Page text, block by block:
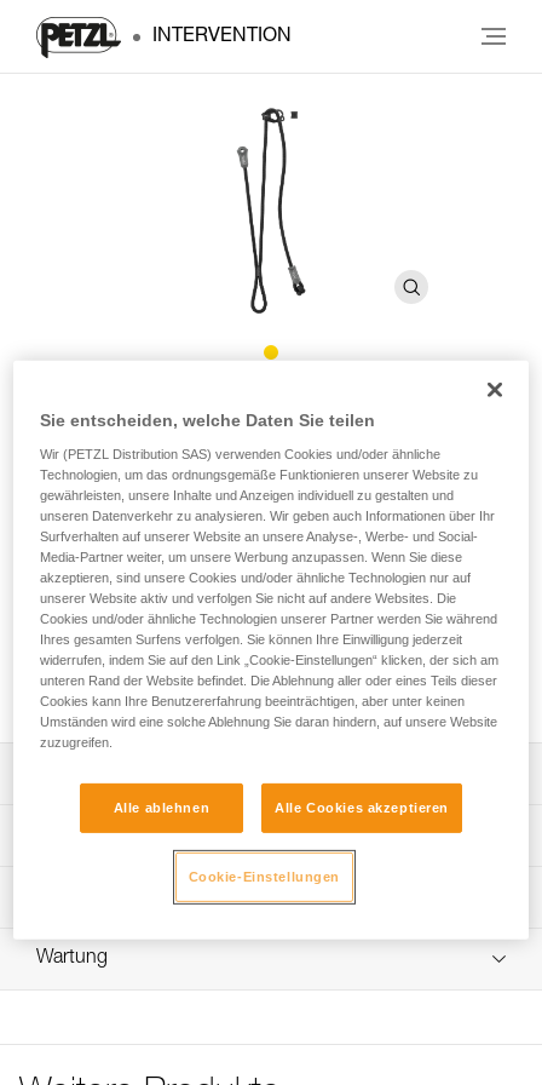
INTERVENTION
DUAL CONNECT ADJUST
Längenverstellbares doppeltes Verbindungsmittel
Das für Gebirgstruppen konzipierte DUAL CONNECT
ADJUST ist ein längenverstellbares doppeltes
Verbindungsmittel zur Selbstsicherung am Stand und zum
Einrichten eines Abseilsystems. Der einstellbare Strang
ermöglicht eine optimale Anpassung der Länge für die
Vorgänge am Stand. Dank der ergonomischen Form der
ADJUST-Einstellvorrichtung lässt sich das Verbindungsmittel
schnell und einfach mit einer Hand einstellen.
Selbstsicherung am Stand und zum Einrichten eines
- Fixer Strang: 45 cm.
- Das Verbindungsmittel aus 9,0-mm-Dynamikseil reduziert
bei einem Sturz aus geringer Höhe den auf die
anwendende Person ausgeübten Fangstoß (1).
ermöglicht eine gleichmäßige und präzise Anpassung des
Technische Spezifikationen
Länge des fixen Strangs: 45 cm
Gewicht: 160 g
Zertifizierung(en): CE EN 17520
Elastomer (TPE), thermoplastisches Polyurethan (TPU)
Technische Informationen
Gebrauchsanleitung
Das PDF herunterladen technical-notice-CONNECT-
ADJUST-2
Das PDF herunterladen UE_Declaration_L035ABXX_DUAL
Wartung
Sie entscheiden, welche Daten Sie teilen
Wir (PETZL Distribution SAS) verwenden Cookies und/oder ähnliche
Technologien, um das ordnungsgemäße Funktionieren unserer Website zu
gewährleisten, unsere Inhalte und Anzeigen individuell zu gestalten und
unseren Datenverkehr zu analysieren. Wir geben auch Informationen über Ihr
Surfverhalten auf unserer Website an unsere Analyse-, Werbe- und Social-
Media-Partner weiter, um unsere Werbung anzupassen. Wenn Sie diese
akzeptieren, sind unsere Cookies und/oder ähnliche Technologien nur auf
unserer Website aktiv und verfolgen Sie nicht auf andere Websites. Die
Cookies und/oder ähnliche Technologien unserer Partner werden Sie während
Ihres gesamten Surfens verfolgen. Sie können Ihre Einwilligung jederzeit
widerrufen, indem Sie auf den Link „Cookie-Einstellungen“ klicken, der sich am
unteren Rand der Website befindet. Die Ablehnung aller oder eines Teils dieser
Cookies kann Ihre Benutzererfahrung beeinträchtigen, aber unter keinen
Umständen wird eine solche Ablehnung Sie daran hindern, auf unsere Website
zuzugreifen.
Alle ablehnen Alle Cookies akzeptieren
Cookie-Einstellungen